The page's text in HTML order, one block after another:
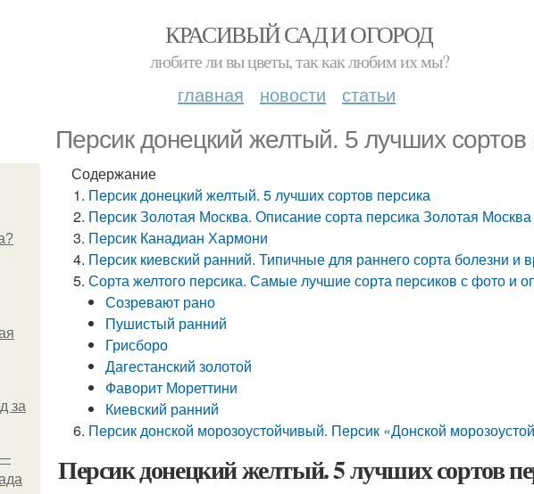
КРАСИВЫЙ САД И ОГОРОД
любите ли вы цветы, так как любим их мы?
главная новости статьи
Персик донецкий желтый. 5 лучших сортов
за
—
Содержание
Персик донецкий желтый. 5 лучших сортов персика
Персик Золотая Москва. Описание сорта персика Золотая Москва
Персик Канадиан Хармони
Персик киевский ранний. Типичные для раннего сорта болезни и
Сорта желтого персика. Самые лучшие сорта персиков с фото и
Созревают рано
Пушистый ранний
Грисборо
Дагестанский золотой
Фаворит Мореттини
Киевский ранний
Персик донской морозоустойчивый. Персик «Донской
Персик донецкий желтый. 5 лучших сортов